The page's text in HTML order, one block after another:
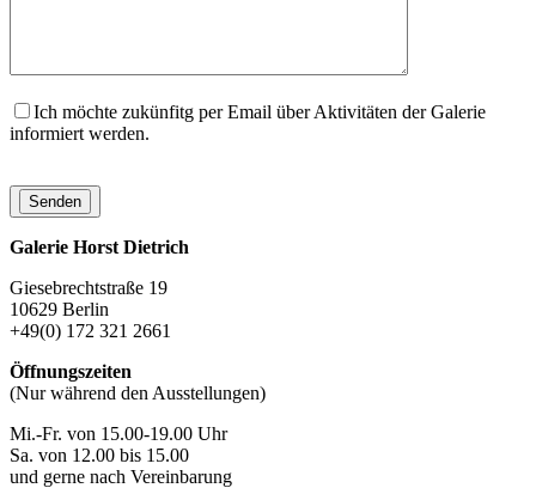
Ich möchte zukünfitg per Email über Aktivitäten der Galerie
informiert werden.
Galerie Horst Dietrich
Giesebrechtstraße 19
10629 Berlin
+49(0) 172 321 2661
Öffnungszeiten
(Nur während den Ausstellungen)
Mi.-Fr. von 15.00-19.00 Uhr
Sa. von 12.00 bis 15.00
und gerne nach Vereinbarung